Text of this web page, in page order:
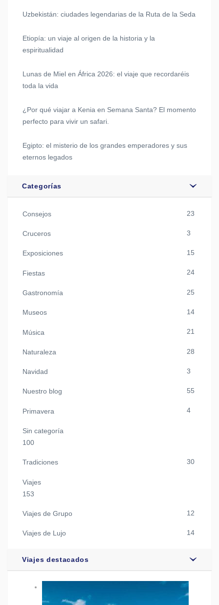
Uzbekistán: ciudades legendarias de la Ruta de la Seda
Etiopía: un viaje al origen de la historia y la
espiritualidad
Lunas de Miel en África 2026: el viaje que recordaréis
toda la vida
¿Por qué viajar a Kenia en Semana Santa? El momento
perfecto para vivir un safari.
Egipto: el misterio de los grandes emperadores y sus
eternos legados
Categorías
Consejos 23
Cruceros 3
Exposiciones 15
Fiestas 24
Gastronomía 25
Museos 14
Música 21
Naturaleza 28
Navidad 3
Nuestro blog 55
Primavera 4
Sin categoría
100
Tradiciones 30
Viajes
153
Viajes de Grupo 12
Viajes de Lujo 14
Viajes destacados